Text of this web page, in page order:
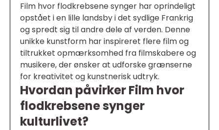
Film hvor flodkrebsene synger har oprindeligt
opstået i en lille landsby i det sydlige Frankrig
og spredt sig til andre dele af verden. Denne
unikke kunstform har inspireret flere film og
tiltrukket opmærksomhed fra filmskabere og
musikere, der ønsker at udforske grænserne
for kreativitet og kunstnerisk udtryk.
Hvordan påvirker Film hvor
flodkrebsene synger
kulturlivet?